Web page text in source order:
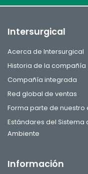
Intersurgical
Acerca de Intersurgical
Historia de la compañía
Compañía integrada
Red global de ventas
Forma parte de nuestro
Estándares del Sistema
Ambiente
Información